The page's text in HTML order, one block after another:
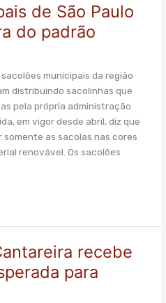
de São Paulo
do padrão
municipais da região
distribuindo sacolinhas que
pela própria administração
em vigor desde abril, diz que
as sacolas nas cores
renovável. Os sacolões
recebe
para